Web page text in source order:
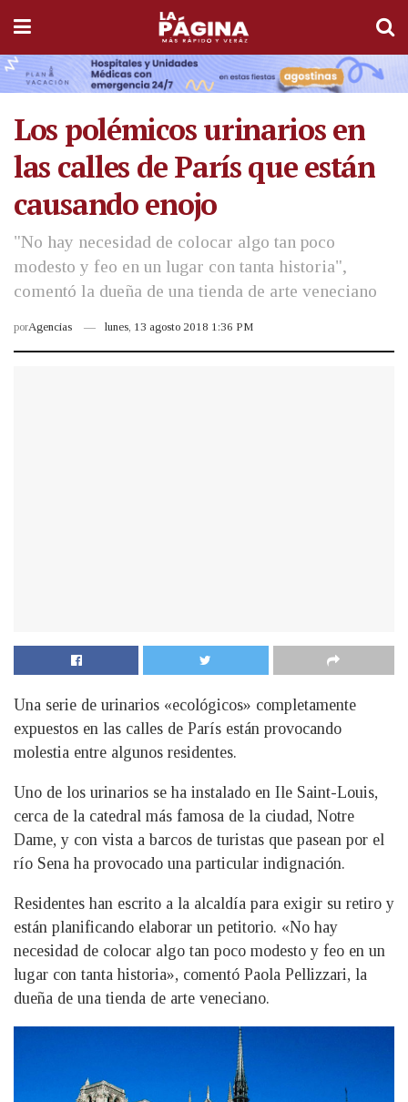
Los polémicos urinarios en
las calles de París que están
causando enojo
"No hay necesidad de colocar algo tan poco
modesto y feo en un lugar con tanta historia",
comentó la dueña de una tienda de arte veneciano
porAgencias lunes, 13 agosto 2018 1:36 PM
Una serie de urinarios «ecológicos» completamente
expuestos en las calles de París están provocando
molestia entre algunos residentes.
Uno de los urinarios se ha instalado en Ile Saint-Louis,
cerca de la catedral más famosa de la ciudad, Notre
Dame, y con vista a barcos de turistas que pasean por el
río Sena ha provocado una particular indignación.
Residentes han escrito a la alcaldía para exigir su retiro y
están planificando elaborar un petitorio. «No hay
necesidad de colocar algo tan poco modesto y feo en un
lugar con tanta historia», comentó Paola Pellizzari, la
dueña de una tienda de arte veneciano.